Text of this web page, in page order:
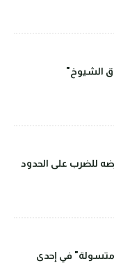
الشيوخ"
للضرب على الحدود
"متسولة" في إحدى